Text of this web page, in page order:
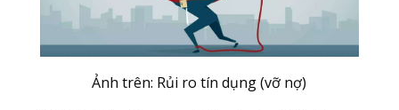
Ảnh trên: Rủi ro tín dụng (vỡ nợ)